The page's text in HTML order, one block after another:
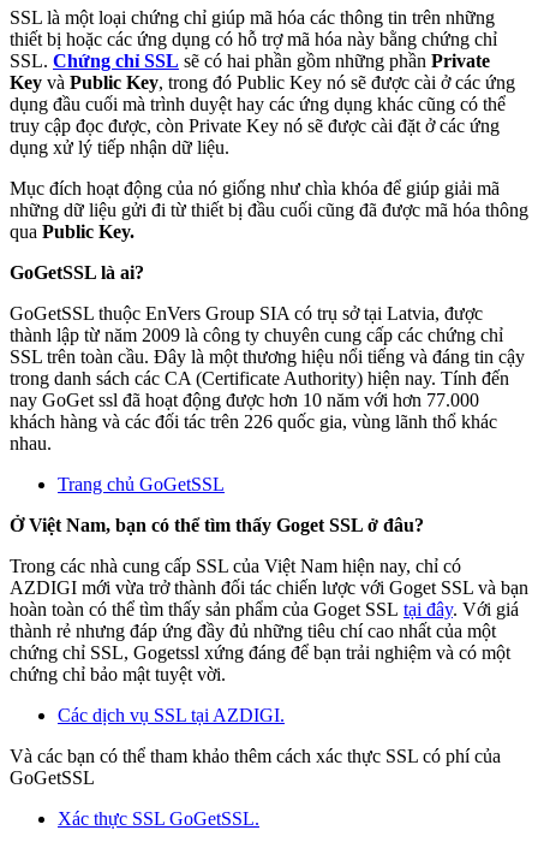
SSL là một loại chứng chỉ giúp mã hóa các thông tin trên những
thiết bị hoặc các ứng dụng có hỗ trợ mã hóa này bằng chứng chỉ
SSL. Chứng chỉ SSL sẽ có hai phần gồm những phần Private
Key và Public Key, trong đó Public Key nó sẽ được cài ở các ứng
dụng đầu cuối mà trình duyệt hay các ứng dụng khác cũng có thể
truy cập đọc được, còn Private Key nó sẽ được cài đặt ở các ứng
dụng xử lý tiếp nhận dữ liệu.
Mục đích hoạt động của nó giống như chìa khóa để giúp giải mã
những dữ liệu gửi đi từ thiết bị đầu cuối cũng đã được mã hóa thông
qua Public Key.
GoGetSSL là ai?
GoGetSSL thuộc EnVers Group SIA có trụ sở tại Latvia, được
thành lập từ năm 2009 là công ty chuyên cung cấp các chứng chỉ
SSL trên toàn cầu. Đây là một thương hiệu nổi tiếng và đáng tin cậy
trong danh sách các CA (Certificate Authority) hiện nay. Tính đến
nay GoGet ssl đã hoạt động được hơn 10 năm với hơn 77.000
khách hàng và các đối tác trên 226 quốc gia, vùng lãnh thổ khác
nhau.
Trang chủ GoGetSSL
Ở Việt Nam, bạn có thể tìm thấy Goget SSL ở đâu?
Trong các nhà cung cấp SSL của Việt Nam hiện nay, chỉ có
AZDIGI mới vừa trở thành đối tác chiến lược với Goget SSL và bạn
hoàn toàn có thể tìm thấy sản phẩm của Goget SSL tại đây. Với giá
thành rẻ nhưng đáp ứng đầy đủ những tiêu chí cao nhất của một
chứng chỉ SSL, Gogetssl xứng đáng để bạn trải nghiệm và có một
chứng chỉ bảo mật tuyệt vời.
Các dịch vụ SSL tại AZDIGI.
Và các bạn có thể tham khảo thêm cách xác thực SSL có phí của
GoGetSSL
Xác thực SSL GoGetSSL.